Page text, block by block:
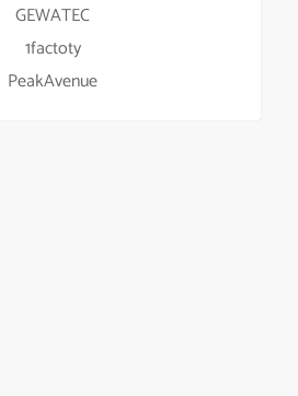
GEWATEC
1factoty
PeakAvenue